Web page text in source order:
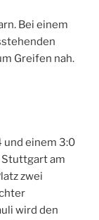
Bei einem
Greifen nah.
und einem 3:0
Stuttgart am
zwei
wird den